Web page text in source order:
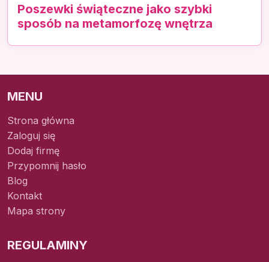
Poszewki świąteczne jako szybki
sposób na metamorfozę wnętrza
MENU
Strona główna
Zaloguj się
Dodaj firmę
Przypomnij hasło
Blog
Kontakt
Mapa strony
REGULAMINY